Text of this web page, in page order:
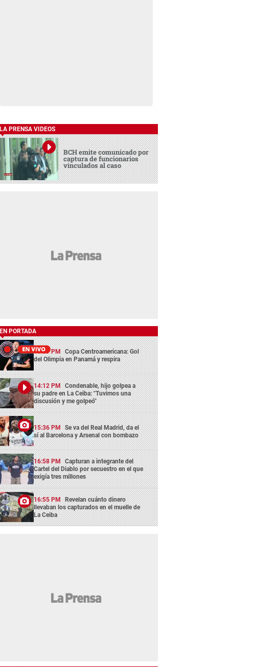
LA PRENSA VIDEOS
BCH emite comunicado por
captura de funcionarios
vinculados al caso
EN PORTADA
13:29 PM Copa Centroamericana: Gol
del Olimpia en Panamá y respira
14:12 PM Condenable, hijo golpea a
su padre en La Ceiba: "Tuvimos una
discusión y me golpeó"
15:36 PM Se va del Real Madrid, da el
sí al Barcelona y Arsenal con bombazo
16:58 PM Capturan a integrante del
Cartel del Diablo por secuestro en el que
exigía tres millones
16:55 PM Revelan cuánto dinero
llevaban los capturados en el muelle de
La Ceiba